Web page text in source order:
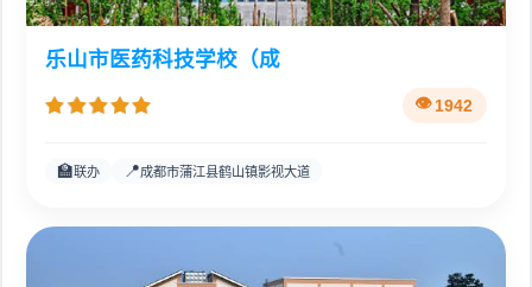
乐山市医药科技学校（成
1942
🏫联办 📍成都市蒲江县鹤山镇影视大道